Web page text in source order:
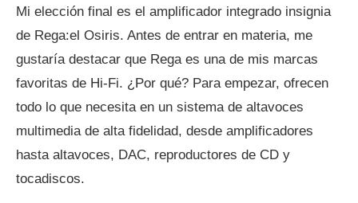
Mi elección final es el amplificador integrado insignia
de Rega:el Osiris. Antes de entrar en materia, me
gustaría destacar que Rega es una de mis marcas
favoritas de Hi-Fi. ¿Por qué? Para empezar, ofrecen
todo lo que necesita en un sistema de altavoces
multimedia de alta fidelidad, desde amplificadores
hasta altavoces, DAC, reproductores de CD y
tocadiscos.